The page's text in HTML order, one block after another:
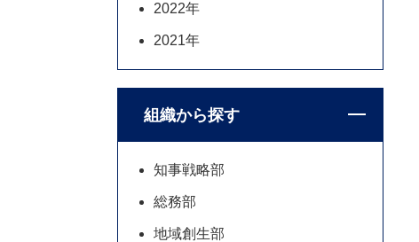
2022年
2021年
組織から探す
知事戦略部
総務部
地域創生部